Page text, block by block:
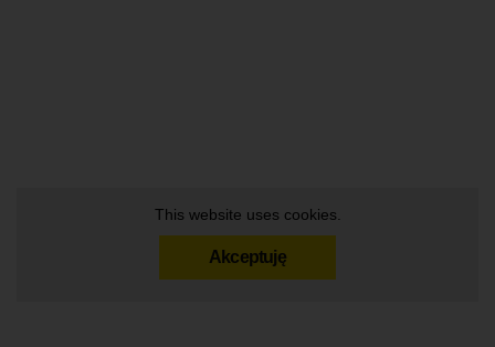
This website uses cookies.
Akceptuję